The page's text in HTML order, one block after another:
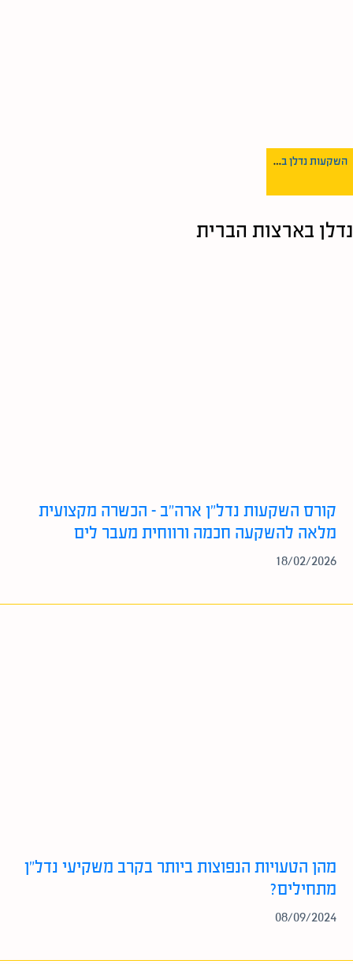
השקעות נדלן בפלורידה – 3 יתרונות והאם כדאי להשקיע בנדל”ן בפלורידה? מכללת אפיק
נדלן בארצות הברית
קורס השקעות נדל”ן ארה”ב – הכשרה מקצועית
מלאה להשקעה חכמה ורווחית מעבר לים
18/02/2026
מהן הטעויות הנפוצות ביותר בקרב משקיעי נדל”ן
מתחילים?
08/09/2024